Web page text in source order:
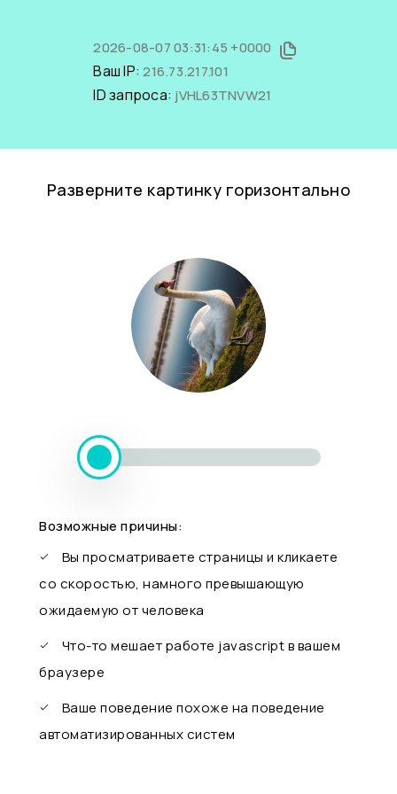
2026-08-07 03:31:45 +0000
Ваш IP:216.73.217.101
ID запроса: jVHL63TNVW21
Разверните картинку горизонтально
Возможные причины:
Вы просматриваете страницы и кликаете
со скоростью, намного превышающую
ожидаемую от человека
Что-то мешает работе javascript в вашем
браузере
Ваше поведение похоже на поведение
автоматизированных систем